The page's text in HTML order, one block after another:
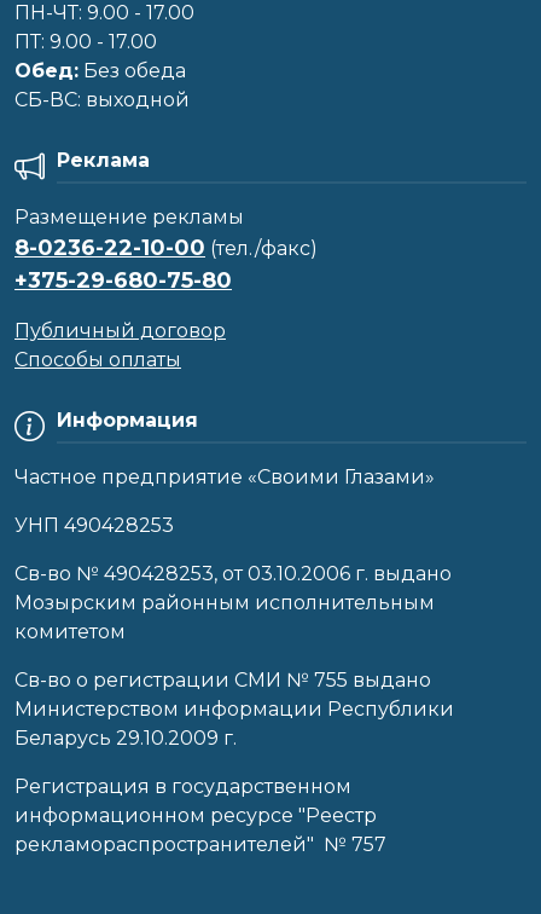
ПН-ЧТ: 9.00 - 17.00
ПТ: 9.00 - 17.00
Обед: Без обеда
CБ-ВС: выходной
Информация
Частное предприятие «Своими Глазами»
УНП 490428253
Cв-во № 490428253, от 03.10.2006 г. выдано
Мозырским районным исполнительным
комитетом
Св-во о регистрации СМИ № 755 выдано
Министерством информации Республики
Беларусь 29.10.2009 г.
Регистрация в государственном
информационном ресурсе "Реестр
рекламораспространителей" № 757
Реклама
Размещение рекламы
8-0236-22-10-00 (тел./факс)
+375-29-680-75-80
Публичный договор
Способы оплаты